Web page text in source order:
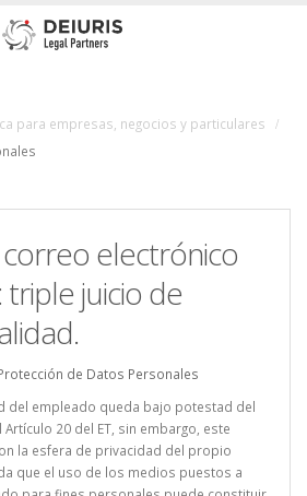
para empresas, negocios y particulares
electrónico
juicio de
de Datos Personales
del empleado queda bajo potestad del
20 del ET, sin embargo, este
la esfera de privacidad del propio
que el uso de los medios puestos a